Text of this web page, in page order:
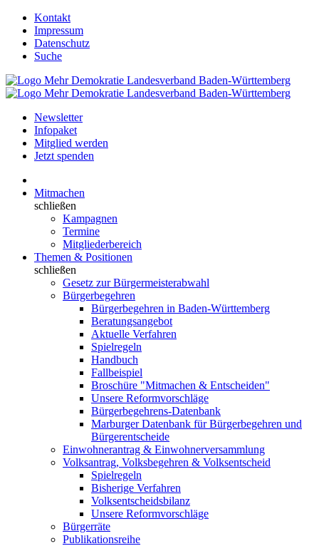
Kontakt
Impressum
Datenschutz
Suche
Newsletter
Infopaket
Mitglied werden
Jetzt spenden
Mitmachen
schließen
Kampagnen
Termine
Mitgliederbereich
Themen & Positionen
schließen
Gesetz zur Bürgermeisterabwahl
Bürgerbegehren
Bürgerbegehren in Baden-Württemberg
Beratungsangebot
Aktuelle Verfahren
Spielregeln
Handbuch
Fallbeispiel
Broschüre "Mitmachen & Entscheiden"
Unsere Reformvorschläge
Bürgerbegehrens-Datenbank
Marburger Datenbank für Bürgerbegehren und
Bürgerentscheide
Einwohnerantrag & Einwohnerversammlung
Volksantrag, Volksbegehren & Volksentscheid
Spielregeln
Bisherige Verfahren
Volksentscheidsbilanz
Unsere Reformvorschläge
Bürgerräte
Publikationsreihe